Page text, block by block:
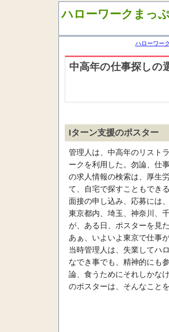
ハローワークまっ
ハローワー
中高年の仕事探しの
Iターン支援のポスター
管理人は、中高年のリスト
ークを利用した。勿論、仕
の求人情報の検索は、厚生
て、自宅で探すこともでき
面接の申し込み、応募には
東京都内、埼玉、神奈川、
が、ある日、ポスターを見
あぁ、いよいよ東京で仕事
当時管理人は、失業してハ
なでき事でも、精神的にも
論、食うためにそれしかな
のポスターは、そんなこと